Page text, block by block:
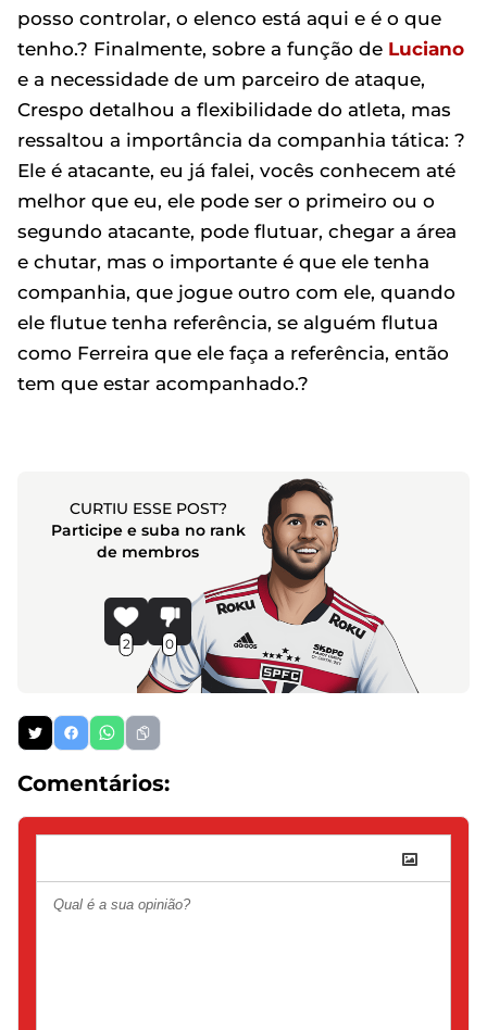
posso controlar, o elenco está aqui e é o que
tenho.? Finalmente, sobre a função de Luciano
e a necessidade de um parceiro de ataque,
Crespo detalhou a flexibilidade do atleta, mas
ressaltou a importância da companhia tática: ?
Ele é atacante, eu já falei, vocês conhecem até
melhor que eu, ele pode ser o primeiro ou o
segundo atacante, pode flutuar, chegar a área
e chutar, mas o importante é que ele tenha
companhia, que jogue outro com ele, quando
ele flutue tenha referência, se alguém flutua
como Ferreira que ele faça a referência, então
tem que estar acompanhado.?
CURTIU ESSE POST?
Participe e suba no rank
de membros
2 0
Comentários: